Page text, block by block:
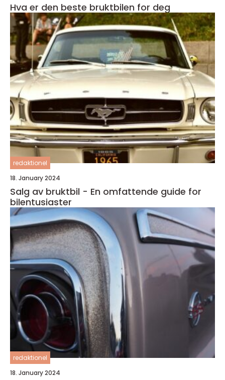
Hva er den beste bruktbilen for deg
redaktionel
18. January 2024
Salg av bruktbil - En omfattende guide for
bilentusiaster
redaktionel
18. January 2024